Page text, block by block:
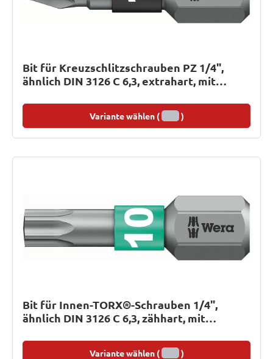
Bit für Kreuzschlitzschrauben PZ 1/4",
ähnlich DIN 3126 C 6,3, extrahart, mit
Variante wählen ( )
Bit für Innen-TORX®-Schrauben 1/4",
ähnlich DIN 3126 C 6,3, zähhart, mit
Variante wählen ( )